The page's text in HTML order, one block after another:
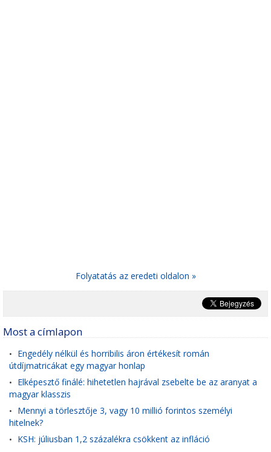
Folyatatás az eredeti oldalon »
Most a címlapon
• Engedély nélkül és horribilis áron értékesít román
útdíjmatricákat egy magyar honlap
• Elképesztő finálé: hihetetlen hajrával zsebelte be az aranyat a
magyar klasszis
• Mennyi a törlesztője 3, vagy 10 millió forintos személyi
hitelnek?
• KSH: júliusban 1,2 százalékra csökkent az infláció